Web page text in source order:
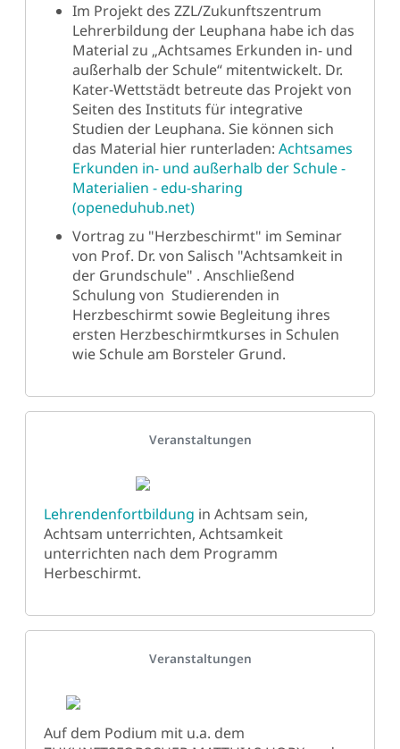
Im Projekt des ZZL/Zukunftszentrum
Lehrerbildung der Leuphana habe ich das
Material zu „Achtsames Erkunden in- und
außerhalb der Schule“ mitentwickelt. Dr.
Kater-Wettstädt betreute das Projekt von
Seiten des Instituts für integrative
Studien der Leuphana. Sie können sich
das Material hier runterladen: Achtsames
Erkunden in- und außerhalb der Schule -
Materialien - edu-sharing
(openeduhub.net)
Vortrag zu "Herzbeschirmt" im Seminar
von Prof. Dr. von Salisch "Achtsamkeit in
der Grundschule" . Anschließend
Schulung von Studierenden in
Herzbeschirmt sowie Begleitung ihres
ersten Herzbeschirmtkurses in Schulen
wie Schule am Borsteler Grund.
Veranstaltungen
Lehrendenfortbildung in Achtsam sein,
Achtsam unterrichten, Achtsamkeit
unterrichten nach dem Programm
Herbeschirmt.
Veranstaltungen
Auf dem Podium mit u.a. dem